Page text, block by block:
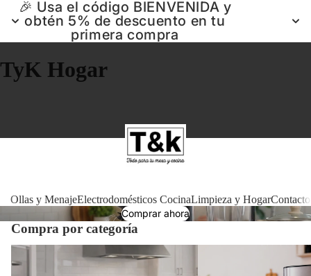
🎉 Usa el código BIENVENIDA y
obtén 5% de descuento en tu
primera compra
TyK Hogar
Ollas y MenajeElectrodomésticos CocinaLimpieza y HogarContacto
Comprar ahora
Compra por categoría
Ollas y Menaje Electrodomésticos Cocina